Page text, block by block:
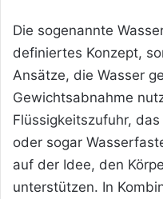
Die sogenannte
definiertes Konzept,
Ansätze, die Wasser
Gewichtsabnahme
Flüssigkeitszufuhr,
oder sogar
auf der Idee, den
unterstützen. In